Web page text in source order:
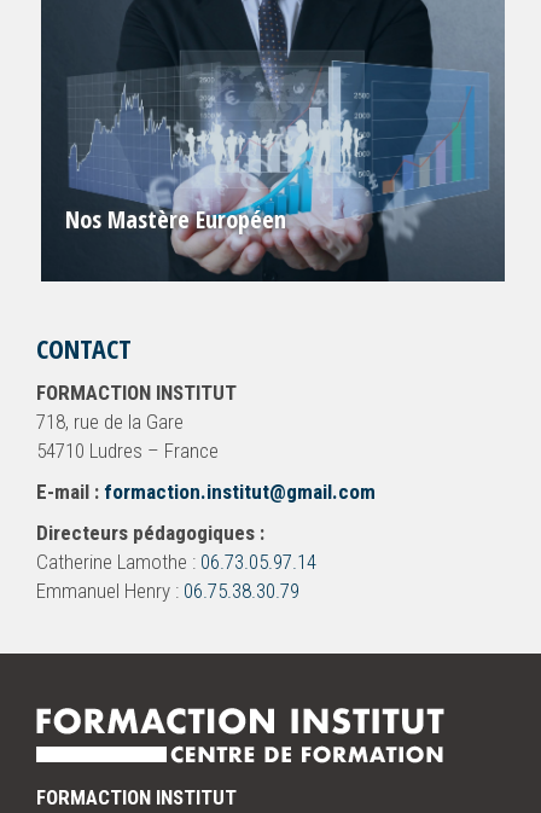
Nos Mastère Européen
CONTACT
FORMACTION INSTITUT
718, rue de la Gare
54710 Ludres – France
E-mail : formaction.institut@gmail.com
Directeurs pédagogiques :
Catherine Lamothe : 06.73.05.97.14
Emmanuel Henry : 06.75.38.30.79
FORMACTION INSTITUT